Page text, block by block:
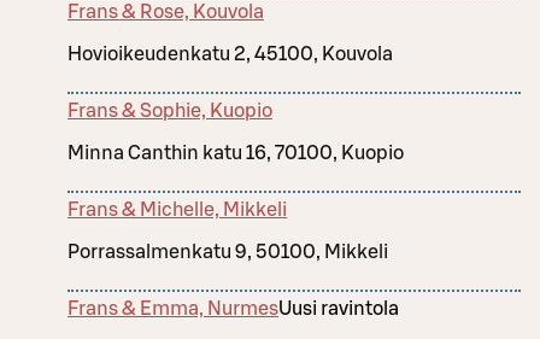
Frans & Rose, Kouvola
Hovioikeudenkatu 2, 45100, Kouvola
Frans & Sophie, Kuopio
Minna Canthin katu 16, 70100, Kuopio
Frans & Michelle, Mikkeli
Porrassalmenkatu 9, 50100, Mikkeli
Frans & Emma, NurmesUusi ravintola